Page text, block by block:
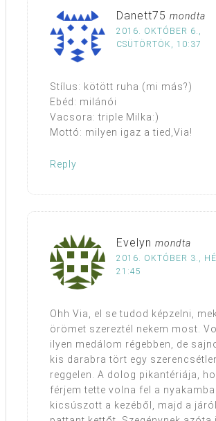
Danett75 mondta
2016. OKTÓBER 6.,
CSÜTÖRTÖK, 10:37
Stílus: kötött ruha (mi más?)
Ebéd: milánói
Vacsora: triple Milka:)
Mottó: milyen igaz a tied,Via!
Reply
Evelyn mondta
2016. OKTÓBER 3.,
21:45
Ohh Via, el se tudod képzelni,
örömet szereztél nekem most.
ilyen medálom régebben, de
kis darabra tört egy
reggelen. A dolog pikantériája,
férjem tette volna fel a nyakamba
kicsúszott a kezéből, majd a